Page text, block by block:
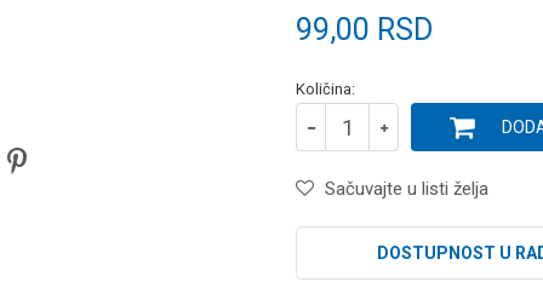
99,00 RSD
Količina:
Sačuvajte u listi želja
DOSTUPNOST U